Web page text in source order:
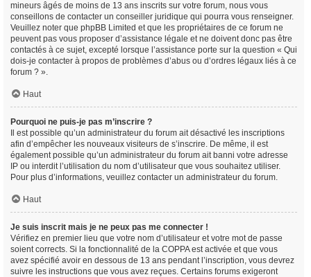
mineurs âgés de moins de 13 ans inscrits sur votre forum, nous vous
conseillons de contacter un conseiller juridique qui pourra vous renseigner.
Veuillez noter que phpBB Limited et que les propriétaires de ce forum ne
peuvent pas vous proposer d’assistance légale et ne doivent donc pas être
contactés à ce sujet, excepté lorsque l’assistance porte sur la question « Qui
dois-je contacter à propos de problèmes d’abus ou d’ordres légaux liés à ce
forum ? ».
Haut
Pourquoi ne puis-je pas m’inscrire ?
Il est possible qu’un administrateur du forum ait désactivé les inscriptions
afin d’empêcher les nouveaux visiteurs de s’inscrire. De même, il est
également possible qu’un administrateur du forum ait banni votre adresse
IP ou interdit l’utilisation du nom d’utilisateur que vous souhaitez utiliser.
Pour plus d’informations, veuillez contacter un administrateur du forum.
Haut
Je suis inscrit mais je ne peux pas me connecter !
Vérifiez en premier lieu que votre nom d’utilisateur et votre mot de passe
soient corrects. Si la fonctionnalité de la COPPA est activée et que vous
avez spécifié avoir en dessous de 13 ans pendant l’inscription, vous devrez
suivre les instructions que vous avez reçues. Certains forums exigeront